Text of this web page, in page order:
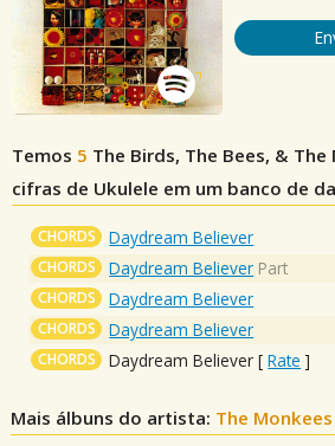
Temos 5 The Birds, The Bees, & The
cifras de Ukulele em um banco de
CHORDS Daydream Believer
CHORDS Daydream Believer Part
CHORDS Daydream Believer
CHORDS Daydream Believer
CHORDS Daydream Believer [Rate ]
Mais álbuns do artista: The Monkees